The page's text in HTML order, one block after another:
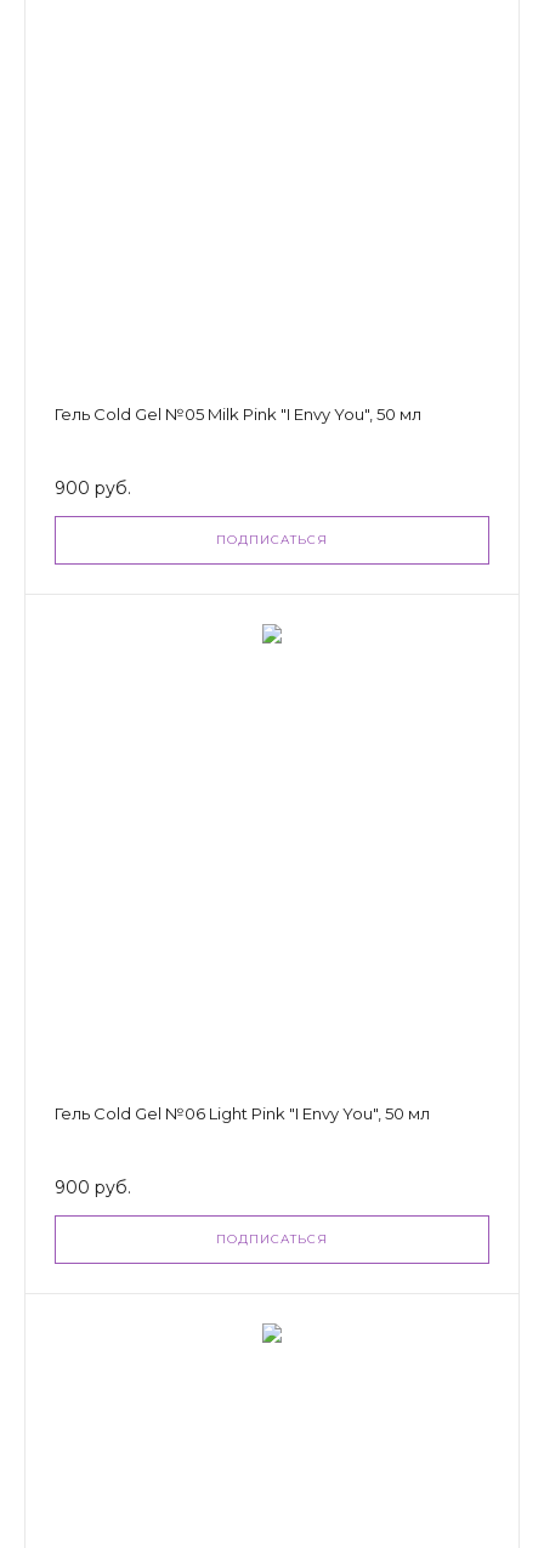
Гель Cold Gel №05 Milk Pink "I Envy You", 50 мл
900 руб.
ПОДПИСАТЬСЯ
Гель Cold Gel №06 Light Pink "I Envy You", 50 мл
900 руб.
ПОДПИСАТЬСЯ